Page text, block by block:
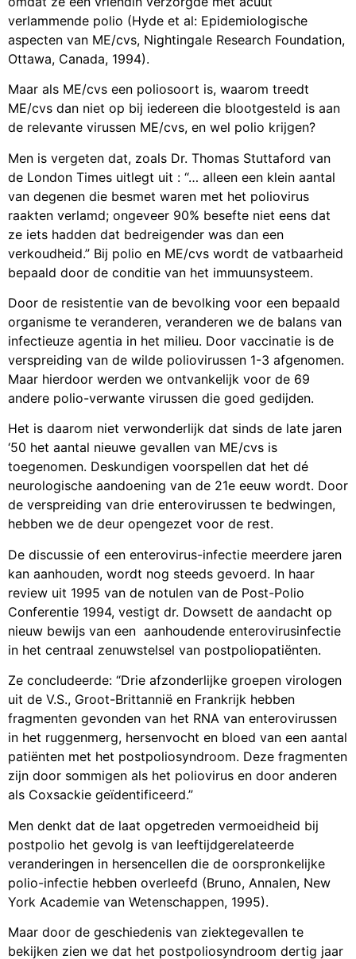
verlammende polio (Hyde et al: Epidemiologische
aspecten van ME/cvs, Nightingale Research Foundation,
Ottawa, Canada, 1994).
ME/cvs dan niet op bij iedereen die blootgesteld is aan
de relevante virussen ME/cvs, en wel polio krijgen?
de London Times uitlegt uit : “… alleen een klein aantal
van degenen die besmet waren met het poliovirus
raakten verlamd; ongeveer 90% besefte niet eens dat
ze iets hadden dat bedreigender was dan een
verkoudheid.” Bij polio en ME/cvs wordt de vatbaarheid
bepaald door de conditie van het immuunsysteem.
organisme te veranderen, veranderen we de balans van
infectieuze agentia in het milieu. Door vaccinatie is de
verspreiding van de wilde poliovirussen 1-3 afgenomen.
Maar hierdoor werden we ontvankelijk voor de 69
andere polio-verwante virussen die goed gedijden.
‘50 het aantal nieuwe gevallen van ME/cvs is
toegenomen. Deskundigen voorspellen dat het dé
neurologische aandoening van de 21e eeuw wordt. Door
de verspreiding van drie enterovirussen te bedwingen,
hebben we de deur opengezet voor de rest.
kan aanhouden, wordt nog steeds gevoerd. In haar
review uit 1995 van de notulen van de Post-Polio
Conferentie 1994, vestigt dr. Dowsett de aandacht op
nieuw bewijs van een aanhoudende enterovirusinfectie
in het centraal zenuwstelsel van postpoliopatiënten.
uit de V.S., Groot-Brittannië en Frankrijk hebben
fragmenten gevonden van het RNA van enterovirussen
in het ruggenmerg, hersenvocht en bloed van een aantal
patiënten met het postpoliosyndroom. Deze fragmenten
zijn door sommigen als het poliovirus en door anderen
als Coxsackie geïdentificeerd.”
postpolio het gevolg is van leeftijdgerelateerde
veranderingen in hersencellen die de oorspronkelijke
polio-infectie hebben overleefd (Bruno, Annalen, New
York Academie van Wetenschappen, 1995).
bekijken zien we dat het postpoliosyndroom dertig jaar